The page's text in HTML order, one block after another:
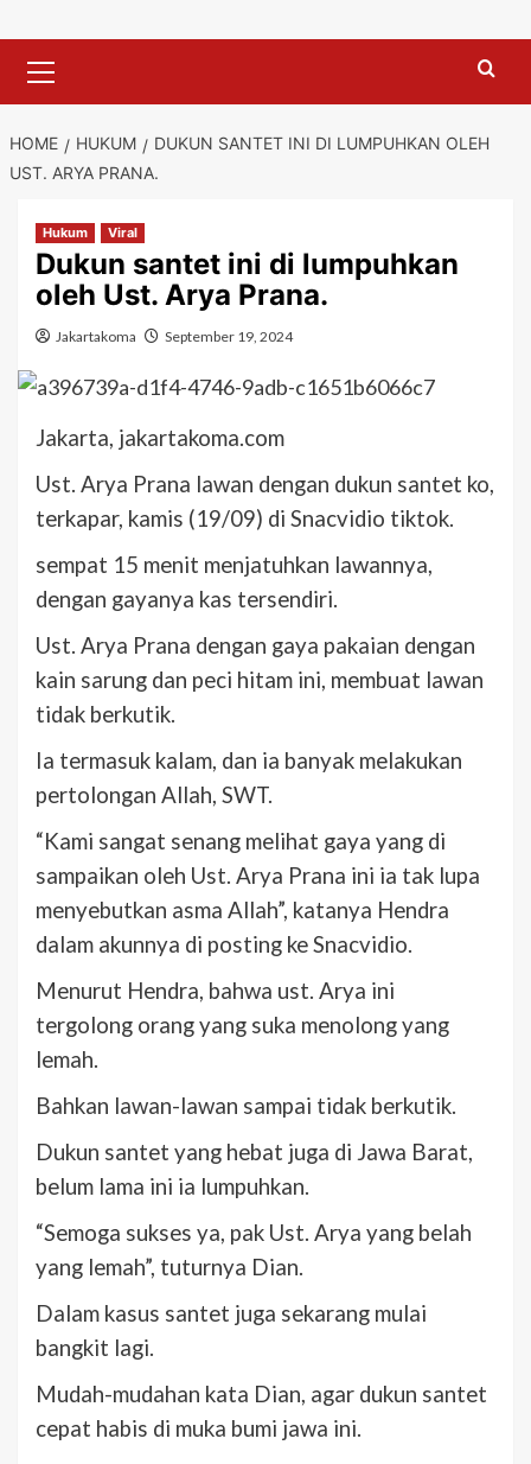
Menu
HOME HUKUM
DUKUN SANTET INI DI LUMPUHKAN OLEH
UST. ARYA PRANA.
Hukum Viral
Dukun santet ini di lumpuhkan
oleh Ust. Arya Prana.
Jakartakoma September 19, 2024
Jakarta, jakartakoma.com
Ust. Arya Prana lawan dengan dukun santet ko,
terkapar, kamis (19/09) di Snacvidio tiktok.
sempat 15 menit menjatuhkan lawannya,
dengan gayanya kas tersendiri.
Ust. Arya Prana dengan gaya pakaian dengan
kain sarung dan peci hitam ini, membuat lawan
tidak berkutik.
Ia termasuk kalam, dan ia banyak melakukan
pertolongan Allah, SWT.
“Kami sangat senang melihat gaya yang di
sampaikan oleh Ust. Arya Prana ini ia tak lupa
menyebutkan asma Allah”, katanya Hendra
dalam akunnya di posting ke Snacvidio.
Menurut Hendra, bahwa ust. Arya ini
tergolong orang yang suka menolong yang
lemah.
Bahkan lawan-lawan sampai tidak berkutik.
Dukun santet yang hebat juga di Jawa Barat,
belum lama ini ia lumpuhkan.
“Semoga sukses ya, pak Ust. Arya yang belah
yang lemah”, tuturnya Dian.
Dalam kasus santet juga sekarang mulai
bangkit lagi.
Mudah-mudahan kata Dian, agar dukun santet
cepat habis di muka bumi jawa ini.